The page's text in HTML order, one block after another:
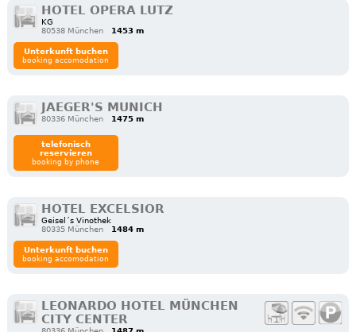
HOTEL OPERA LUTZ
KG
80538 München
1453 m
Unterkunft buchen
booking accomodation
JAEGER'S MUNICH
80336 München 1475 m
telefonisch
reservieren
booking by phone
HOTEL EXCELSIOR
Geisel´s Vinothek
80335 München
1484 m
Unterkunft buchen
booking accomodation
LEONARDO HOTEL MÜNCHEN
CITY CENTER